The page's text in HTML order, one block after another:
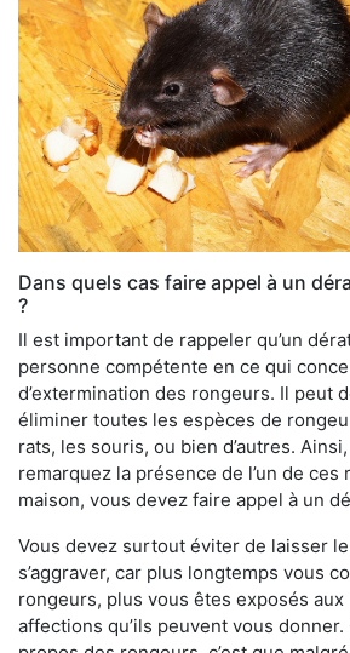
Dans quels cas faire appel à un
?
Il est important de rappeler qu’un
personne compétente en ce qui
d’extermination des rongeurs. Il peut
éliminer toutes les espèces de
rats, les souris, ou bien d’autres.
remarquez la présence de l’un de
maison, vous devez faire appel à un
Vous devez surtout éviter de laisser
s’aggraver, car plus longtemps vous
rongeurs, plus vous êtes exposés aux
affections qu’ils peuvent vous donner.